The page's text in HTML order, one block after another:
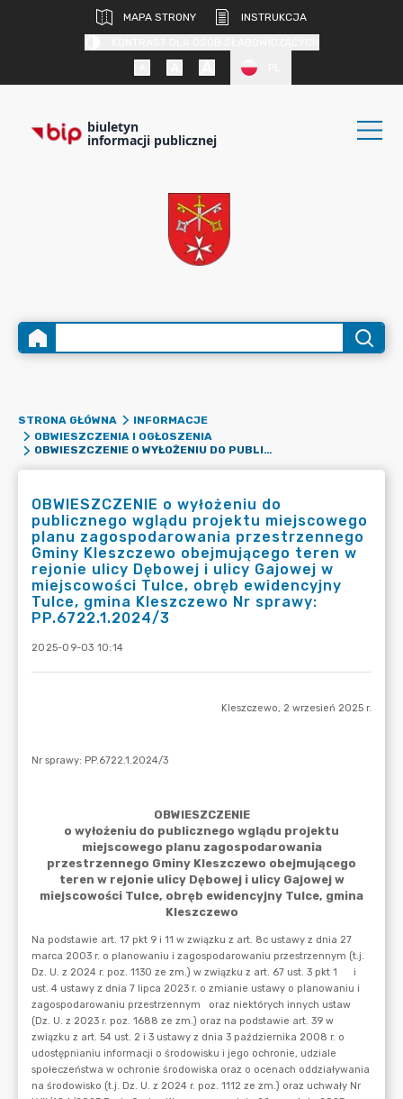
MAPA STRONY
INSTRUKCJA
biuletyn
informacji publicznej
STRONA GŁÓWNA
INFORMACJE
OBWIESZCZENIA I OGŁOSZENIA
OBWIESZCZENIE O WYŁOŻENIU DO PUBLICZNEGO WGLĄDU PROJEKTU MIEJSCOWEGO PLANU ZAGOSPODAROWANIA PRZESTRZENNEGO GMINY KLESZCZEWO OBEJMUJĄCEGO TEREN W REJONIE ULICY DĘBOWEJ I ULICY GAJOWEJ W MIEJSCOWOŚCI TULCE, OBRĘB EWIDENCYJNY TULCE, GMINA KLESZCZEWO NR SPRAWY: PP.6722.1.2024/3
OBWIESZCZENIE o wyłożeniu do
publicznego wglądu projektu miejscowego
planu zagospodarowania przestrzennego
Gminy Kleszczewo obejmującego teren w
rejonie ulicy Dębowej i ulicy Gajowej w
miejscowości Tulce, obręb ewidencyjny
Tulce, gmina Kleszczewo Nr sprawy:
PP.6722.1.2024/3
2025-09-03 10:14